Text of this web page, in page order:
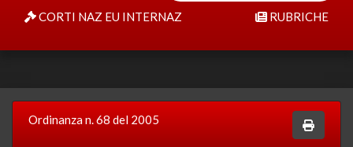
CORTI NAZ EU INTERNAZ RUBRICHE
Ordinanza n. 68 del 2005